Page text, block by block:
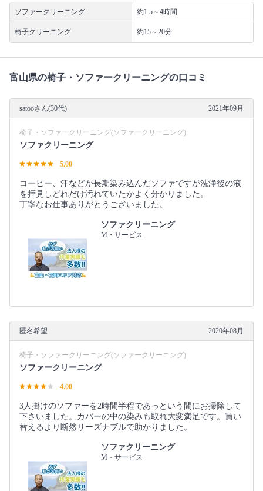
ソファークリーニング 約1.5～4時間
椅子クリーニング 約15～20分
富山県の椅子・ソファークリーニングの口コミ
satooさん(30代) 2021年09月
椅子・ソファークリーニング(ソファークリーニング)
ソファクリーニング
5.00
コーヒー、汗などが長期染み込んだソファですが洗浄後の液
を拝見しどれだけ汚れていたかよく分かりました。
丁寧なお仕事ありがとうございました。
ソファクリーニング
M・サービス
匿名希望 2020年08月
椅子・ソファークリーニング(ソファークリーニング)
ソファークリーニング
4.00
3人掛けのソファーを2時間半程であっという間にお掃除して
下さいました。カバーの中の染みも取れ大変満足です。買い
替えるより断然リーズナブルで助かりました。
ソファクリーニング
M・サービス